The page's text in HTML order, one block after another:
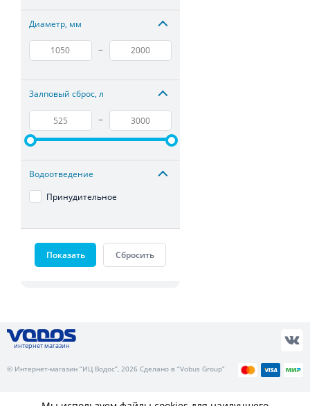
Диаметр, мм
–
Залповый сброс, л
–
Водоотведение
Принудительное
Показать Сбросить
интернет магазин
© Интернет-магазин “ИЦ Водос”, 2026 Сделано в “Vobus Group”